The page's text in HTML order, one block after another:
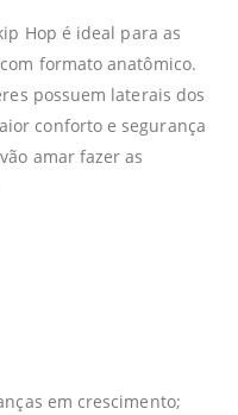
Hop é ideal para as
formato anatômico.
possuem laterais dos
conforto e segurança
amar fazer as
em crescimento;